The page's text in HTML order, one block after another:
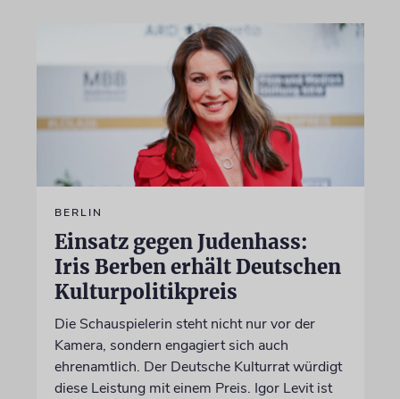
BERLIN
Einsatz gegen Judenhass:
Iris Berben erhält Deutschen
Kulturpolitikpreis
Die Schauspielerin steht nicht nur vor der
Kamera, sondern engagiert sich auch
ehrenamtlich. Der Deutsche Kulturrat würdigt
diese Leistung mit einem Preis. Igor Levit ist